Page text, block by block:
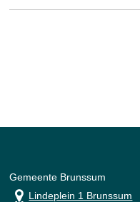
Gemeente Brunssum
Lindeplein 1 Brunssum